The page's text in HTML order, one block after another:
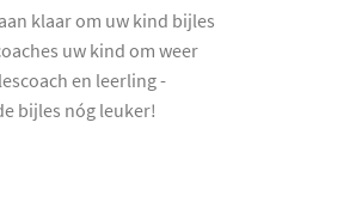
klaar om uw kind bijles
uw kind om weer
en leerling -
bijles nóg leuker!